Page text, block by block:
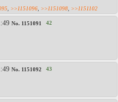
>>1151096 >>1151098 >>1151102
No. 1151091 42
No. 1151092 43